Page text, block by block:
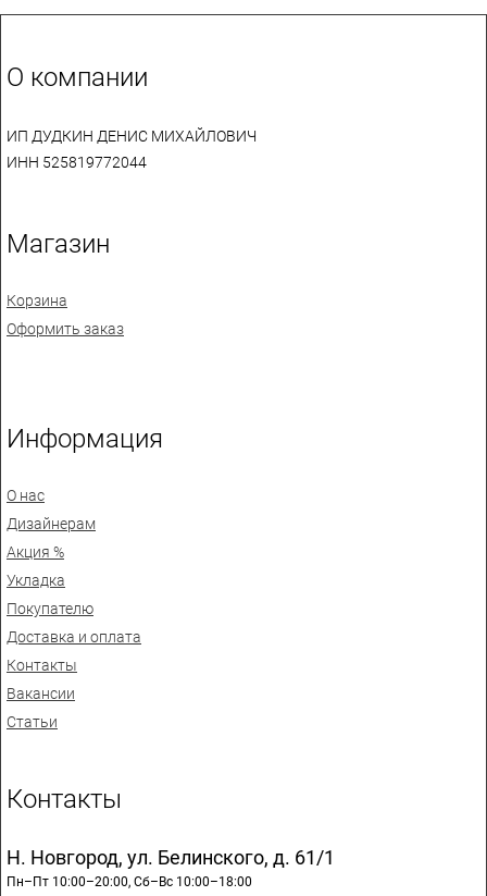
О компании
ИП ДУДКИН ДЕНИС МИХАЙЛОВИЧ
ИНН 525819772044
Магазин
Корзина
Оформить заказ
Информация
О нас
Дизайнерам
Акция %
Укладка
Покупателю
Доставка и оплата
Контакты
Вакансии
Статьи
Контакты
Н. Новгород, ул. Белинского, д. 61/1
Пн–Пт 10:00–20:00, Сб–Вс 10:00–18:00